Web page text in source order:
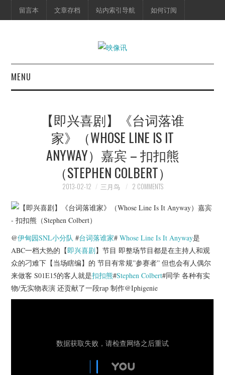
留言本 文章存档 站内索引导航 如何订阅
MENU
映像快讯
预告片
脱口秀
美剧英剧
电影档期
【即兴喜剧】《台词落谁
家》（WHOSE LINE IS IT
ANYWAY）嘉宾 – 扣扣熊
（STEPHEN COLBERT）
2013-02-12 三月鸟 2 COMMENTS
@伊甸园SNL小分队 #台词落谁家#Whose Line Is It Anyway是
ABC一档大热的【即兴喜剧】节目 即整场节目都是在主持人和观
众的刁难下【当场瞎编】的 节目有常规”参赛者” 但也会有人偶尔
来做客 S01E15的客人就是扣扣熊#Stephen Colbert#同学 各种有实
物/无实物表演 还贡献了一段rap 制作@Iphigenie